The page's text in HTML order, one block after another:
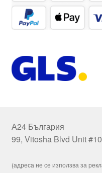
А24 България
99, Vitosha Blvd Unit
(адреса не се използва за